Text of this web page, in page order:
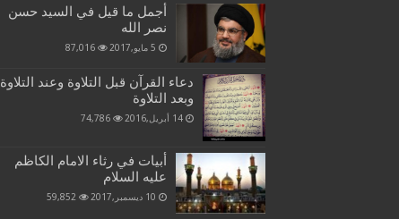
أجمل ما قيل في السيد حسن
نصر الله
5 مايو,2017 87,016
دعاء القرآن قبل التلاوة وعند التلاوة
وبعد التلاوة
14 أبريل,2016 74,786
أبيات في رثاء الامام الكاظم
عليه السلام
10 ديسمبر,2017 59,852